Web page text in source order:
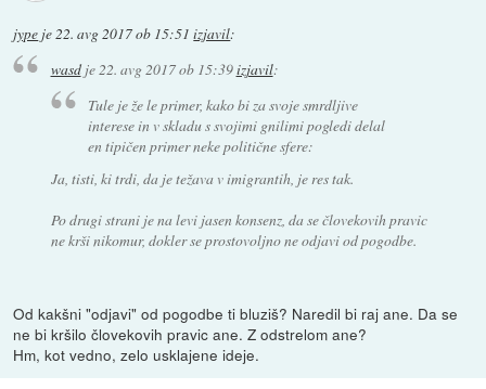
jype je22. avg 2017 ob 15:51 izjavil:
wasdje22. avg 2017 ob 15:39izjavil:
Tule je že le primer, kako bi za svoje smrdljive
interese in v skladu s svojimi gnilimi pogledi delal
en tipičen primer neke politične sfere:
Ja, tisti, ki trdi, da je težava v imigrantih, je res tak.
Po drugi strani je na levi jasen konsenz, da se človekovih pravic
ne krši nikomur, dokler se prostovoljno ne odjavi od pogodbe.
Od kakšni "odjavi" od pogodbe ti bluziš? Naredil bi raj ane. Da se
ne bi kršilo človekovih pravic ane. Z odstrelom ane?
Hm, kot vedno, zelo usklajene ideje.